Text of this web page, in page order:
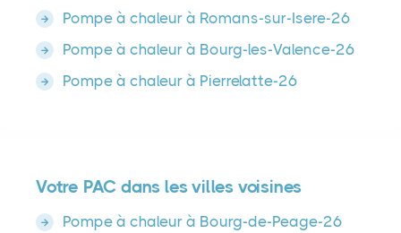
Pompe à chaleur à Romans-sur-Isere-26
Pompe à chaleur à Bourg-les-Valence-26
Pompe à chaleur à Pierrelatte-26
Votre PAC dans les villes voisines
Pompe à chaleur à Bourg-de-Peage-26